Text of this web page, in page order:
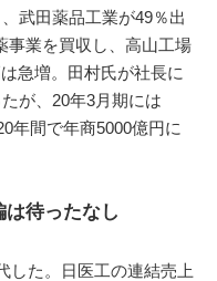
武田薬品工業が49％出
事業を買収し、高山工場
急増。田村氏が社長に
が、20年3月期には
年間で年商5000億円に
待ったなし
した。日医工の連結売上